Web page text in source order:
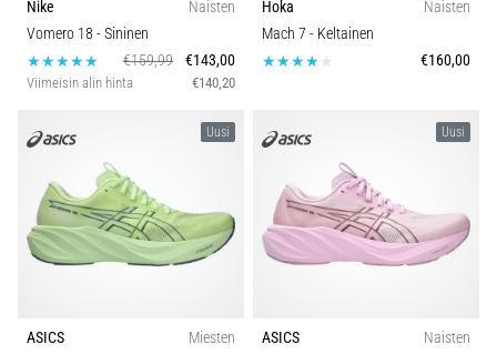
Nike
Naisten
Vomero 18 - Sininen
€159,99
€143,00
Viimeisin alin hinta €140,20
Hoka
Naisten
Mach 7 - Keltainen
€160,00
Uusi
ASICS
Miesten
Uusi
ASICS
Naisten